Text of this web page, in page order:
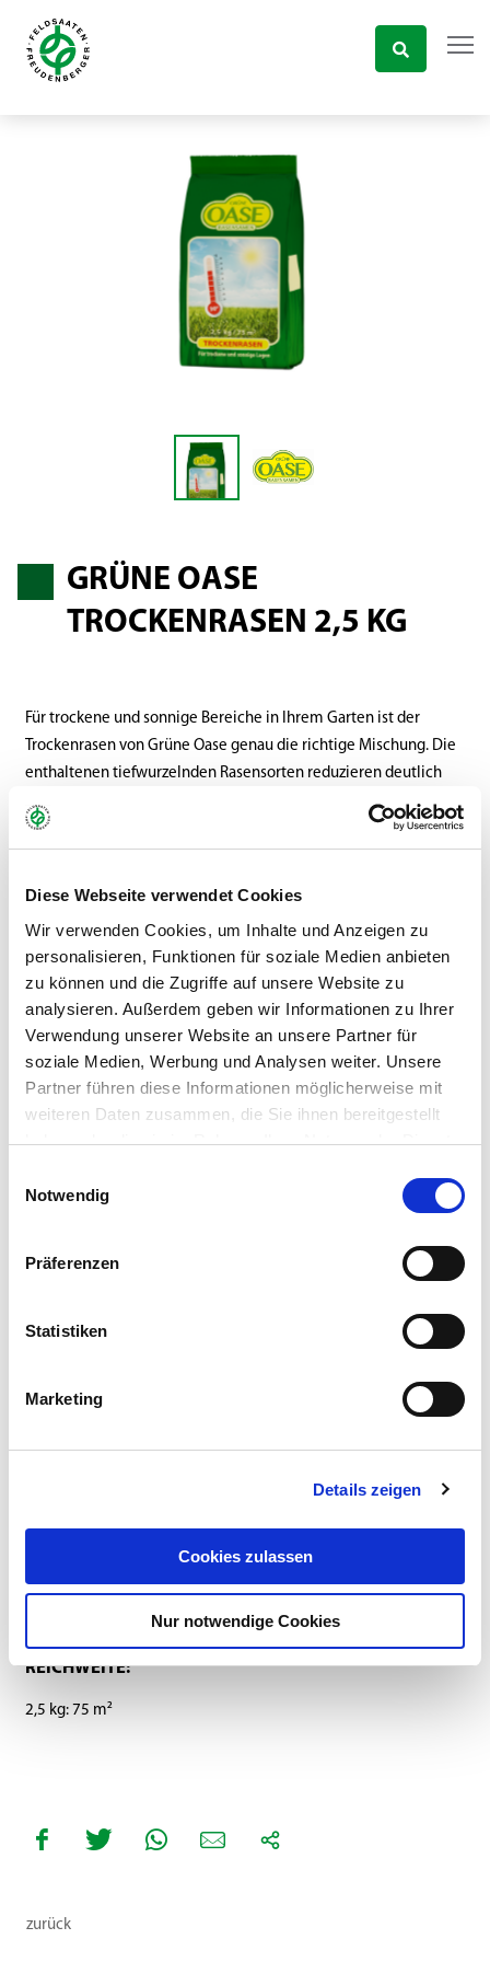
Diese Webseite verwendet Cookies
Wir verwenden Cookies, um Inhalte und Anzeigen zu
personalisieren, Funktionen für soziale Medien anbieten
zu können und die Zugriffe auf unsere Website zu
analysieren. Außerdem geben wir Informationen zu Ihrer
Verwendung unserer Website an unsere Partner für
soziale Medien, Werbung und Analysen weiter. Unsere
Partner führen diese Informationen möglicherweise mit
weiteren Daten zusammen, die Sie ihnen bereitgestellt
haben oder die sie im Rahmen Ihrer Nutzung der Dienste
Notwendig
Präferenzen
Statistiken
Marketing
Details zeigen
Cookies zulassen
Nur notwendige Cookies
GRÜNE OASE
TROCKENRASEN 2,5 KG
Für trockene und sonnige Bereiche in Ihrem Garten ist der
Trockenrasen von Grüne Oase genau die richtige Mischung. Die
enthaltenen tiefwurzelnden Rasensorten reduzieren deutlich
den Wasserbedarf des Rasens und machen ihn besonders
trockenheitstolerant. Diese Mischung sorgt auch bei länger
anhaltender Hitze und unter trockenen Bedingungen für ein
Gebinde:2,5 kg Standbodenbeutel
Art.-Nr.:59966 (VE 6)
Marke:Grüne Oase
Kategorie:Rasen Neuansaaten
Händler
SAATSTÄRKE:
REICHWEITE:
2,5 kg: 75 m²
zurück